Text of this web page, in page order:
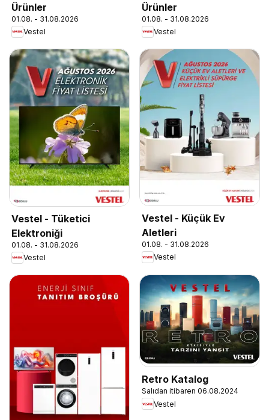
Ürünler
01.08. - 31.08.2026
Vestel
Ürünler
01.08. - 31.08.2026
Vestel
Vestel - Tüketici
Elektroniği
01.08. - 31.08.2026
Vestel
Vestel - Küçük Ev
Aletleri
01.08. - 31.08.2026
Vestel
Retro Katalog
Salıdan itibaren 06.08.2024
Vestel